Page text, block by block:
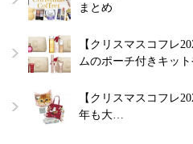
まとめ
【クリスマスコフレ
ムのポーチ付きキッ
【クリスマスコフレ
年も大…